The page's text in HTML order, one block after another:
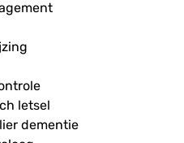
letsel
dementie